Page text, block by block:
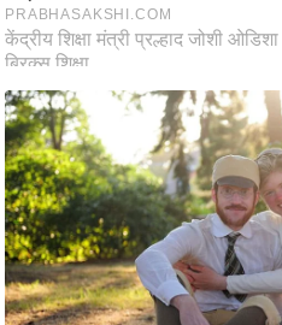
.
चा
य
प
र
स
मी
क्षा
ध
र्म